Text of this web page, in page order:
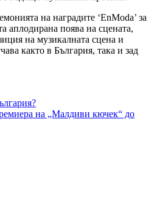
на наградите ‘EnModa’ за
аплодирана поява на сцената,
на музикалната сцена и
както в България, така и зад
на „Малдиви кючек“ до